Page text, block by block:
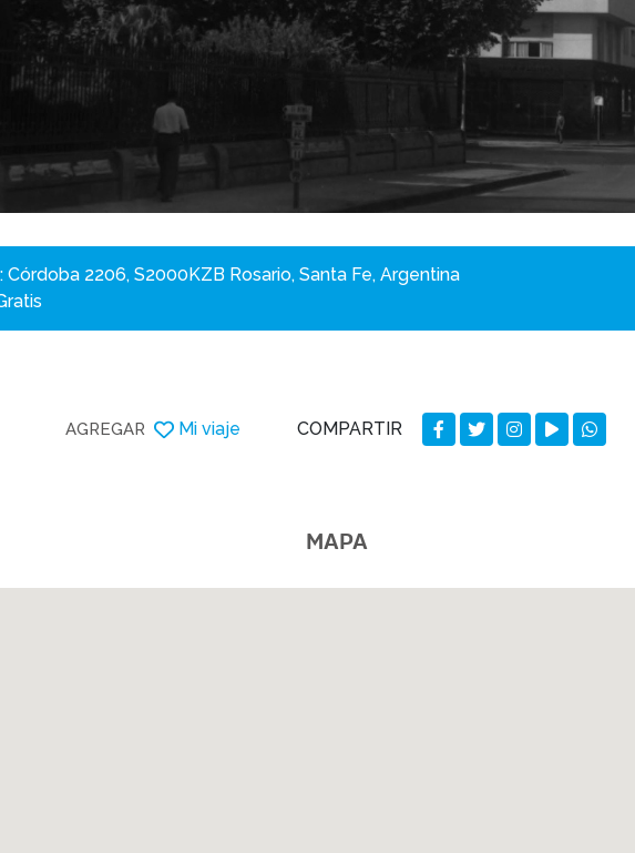
Córdoba 2206, S2000KZB Rosario, Santa Fe, Argentina
AGREGAR Mi viaje COMPARTIR
MAPA